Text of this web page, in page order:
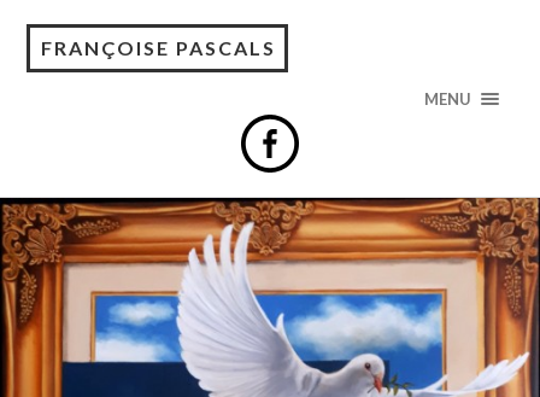
FRANÇOISE PASCALS
MENU